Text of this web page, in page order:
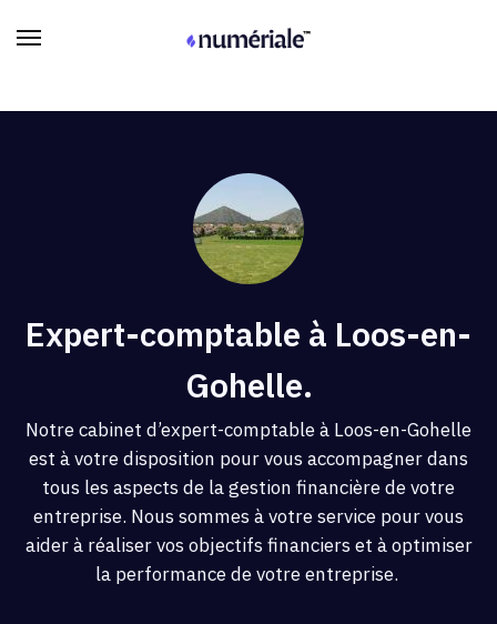
Expert-comptable à Loos-en-
Gohelle.
Notre cabinet d’expert-comptable à Loos-en-Gohelle
est à votre disposition pour vous accompagner dans
tous les aspects de la gestion financière de votre
entreprise. Nous sommes à votre service pour vous
aider à réaliser vos objectifs financiers et à optimiser
la performance de votre entreprise.